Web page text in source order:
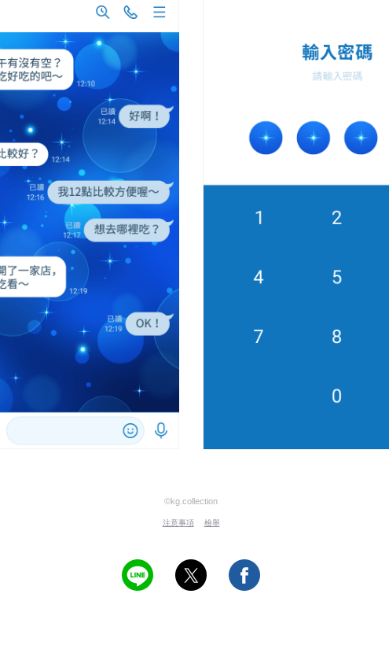
©kg.collection
注意事項 檢舉